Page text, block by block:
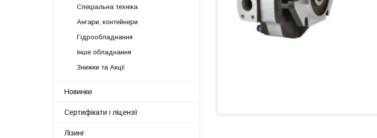
Спеціальна техніка
Ангари, контейнери
Гідрообладнання
Інше обладнання
Знижки та Акції
Новинки
Сертифікати і ліцензії
Лізинг